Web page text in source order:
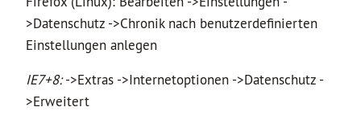
>Datenschutz ->Chronik nach benutzerdefinierten
Einstellungen anlegen
IE7+8:->Extras ->Internetoptionen ->Datenschutz -
>Erweitert